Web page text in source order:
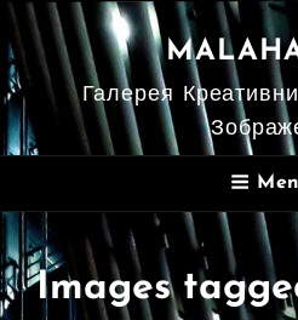
Галерея
Images